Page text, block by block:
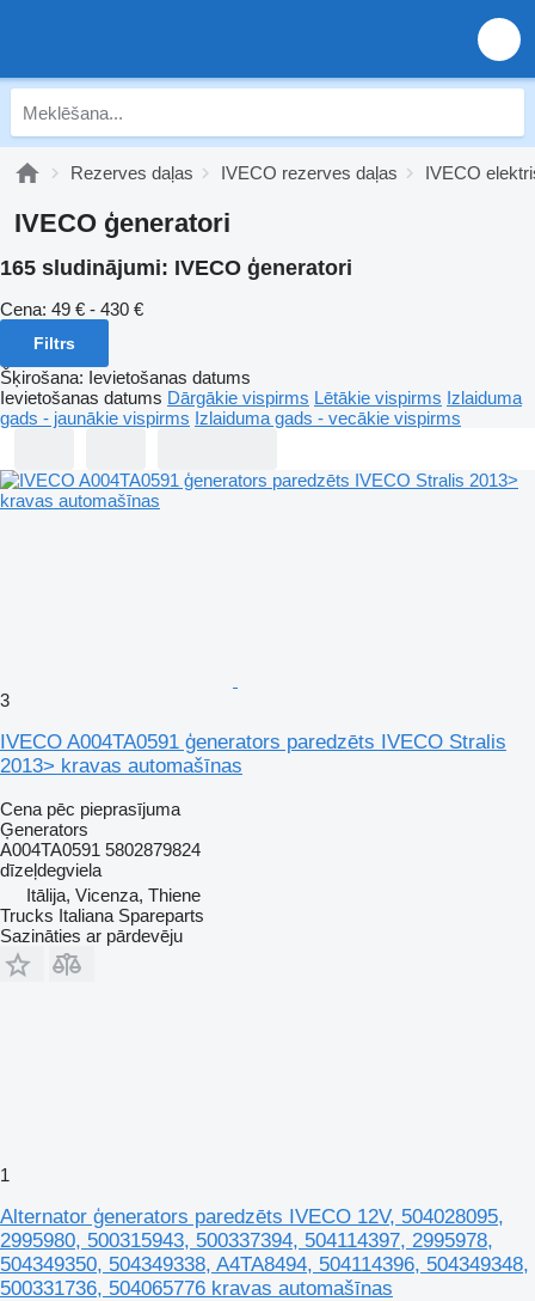
Rezerves daļas IVECO rezerves daļas IVECO
IVECO ģeneratori
165 sludinājumi: IVECO ģeneratori
Cena: 49 € - 430 €
Filtrs
Šķirošana: Ievietošanas datums
Ievietošanas datums Dārgākie vispirms Lētākie vispirms Izlaiduma
gads - jaunākie vispirms Izlaiduma gads - vecākie vispirms
3
IVECO A004TA0591 ģenerators paredzēts IVECO Stralis
2013> kravas automašīnas
Cena pēc pieprasījuma
Ģenerators
A004TA0591 5802879824
dīzeļdegviela
Itālija, Vicenza, Thiene
Trucks Italiana Spareparts
Sazināties ar pārdevēju
1
Alternator ģenerators paredzēts IVECO 12V, 504028095,
2995980, 500315943, 500337394, 504114397, 2995978,
504349350, 504349338, A4TA8494, 504114396, 504349348,
500331736, 504065776 kravas automašīnas